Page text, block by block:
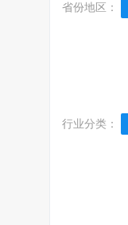
省份地区：
行业分类：